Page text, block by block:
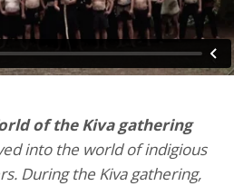
of the Kiva gathering
into the world of indigious
During the Kiva gathering,